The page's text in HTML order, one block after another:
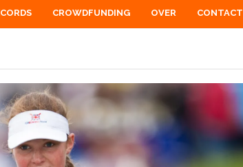
CROWDFUNDING OVER CONTACT